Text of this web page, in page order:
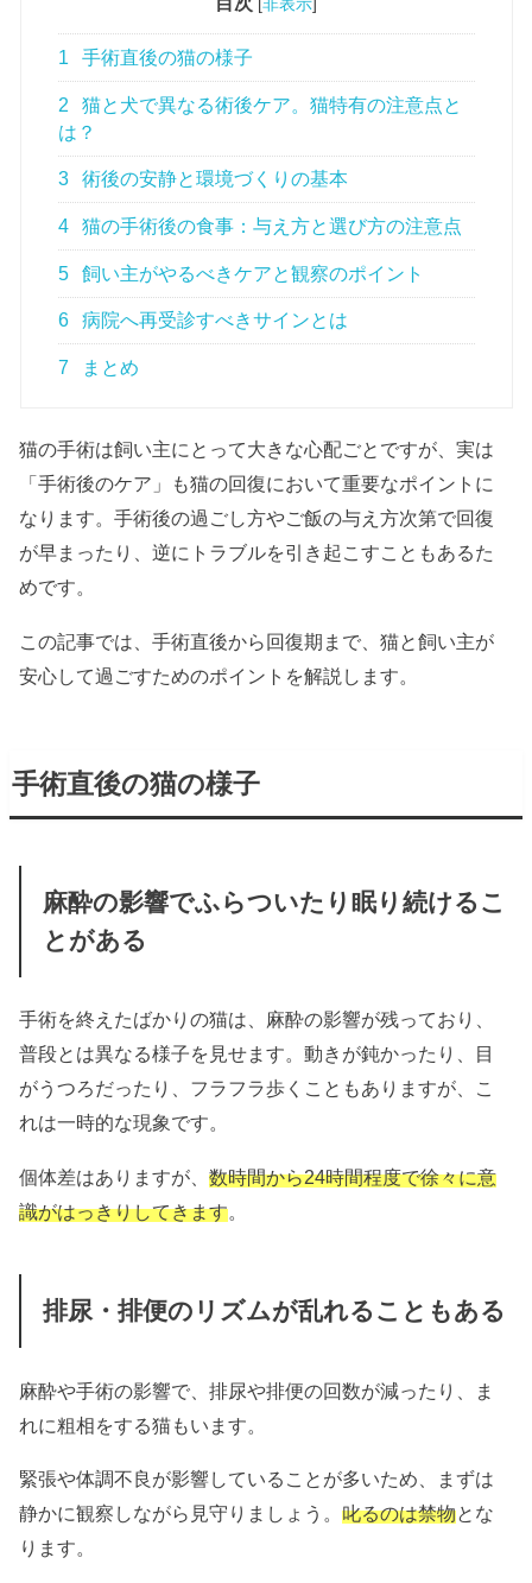
非表示
1 手術直後の猫の様子
2
猫と犬で異なる術後ケア。猫特有の注意点と
は？
3 術後の安静と環境づくりの基本
4 猫の手術後の食事：与え方と選び方の注意点
5 飼い主がやるべきケアと観察のポイント
6 病院へ再受診すべきサインとは
7 まとめ
猫の手術は飼い主にとって大きな心配ごとですが、実は
「手術後のケア」も猫の回復において重要なポイントに
なります。手術後の過ごし方やご飯の与え方次第で回復
が早まったり、逆にトラブルを引き起こすこともあるた
めです。
この記事では、手術直後から回復期まで、猫と飼い主が
安心して過ごすためのポイントを解説します。
手術直後の猫の様子
麻酔の影響でふらついたり眠り続けるこ
とがある
手術を終えたばかりの猫は、麻酔の影響が残っており、
普段とは異なる様子を見せます。動きが鈍かったり、目
がうつろだったり、フラフラ歩くこともありますが、こ
れは一時的な現象です。
個体差はありますが、数時間から24時間程度で徐々に意
識がはっきりしてきます。
排尿・排便のリズムが乱れることもある
麻酔や手術の影響で、排尿や排便の回数が減ったり、ま
れに粗相をする猫もいます。
緊張や体調不良が影響していることが多いため、まずは
静かに観察しながら見守りましょう。叱るのは禁物とな
ります。